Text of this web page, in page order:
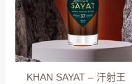
KHAN SAYAT – 汗射王